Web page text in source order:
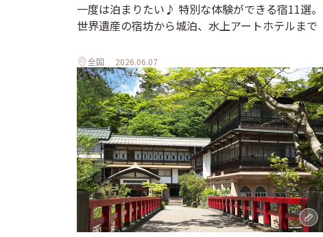
一度は泊まりたい♪ 特別な体験ができる宿11選。
世界遺産の宿坊から城泊、水上アートホテルまで
全国 2026.06.07